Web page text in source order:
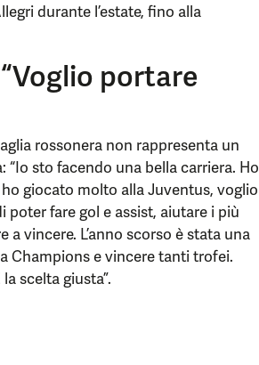
durante l’estate, fino alla
portare
rossonera non rappresenta un
sto facendo una bella carriera. Ho
giocato molto alla Juventus, voglio
fare gol e assist, aiutare i più
vincere. L’anno scorso è stata una
Champions e vincere tanti trofei.
scelta giusta”.